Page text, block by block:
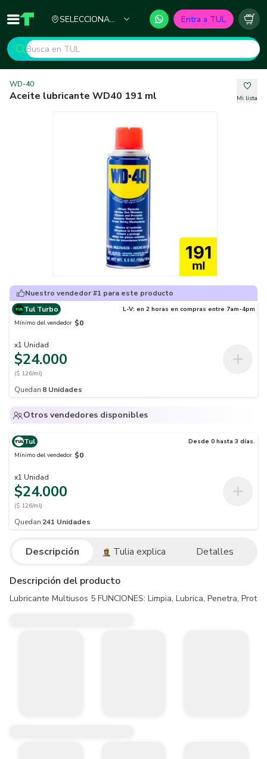
Inicio TUL - Tu Marketplace de Construcción
SELECCIONA
Entra a TUL
WD-40
Aceite lubricante WD40 191 ml Mi lista
Nuestro vendedor #1 para este producto
Tul Turbo
L-V: en 2 horas en compras entre 7am-4pm
Mínimo del vendedor $0
x1 Unidad
$24.000
($ 126/ml)
Quedan 8 Unidades
Otros vendedores disponibles
Tul
Desde 0 hasta 3 días.
Mínimo del vendedor $0
x1 Unidad
$24.000
($ 126/ml)
Quedan 241 Unidades
Descripción Tulia explica Detalles
Descripción del producto
Lubricante Multiusos 5 FUNCIONES: Limpia, Lubrica, Penetra,